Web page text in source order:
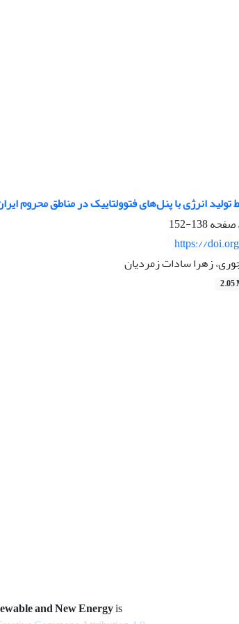
انرژی با پنل‌های فتوولتاییک در مناطق محروم
138-152
https://
زهرا سادات زمردیان
2.05
and New Energyis